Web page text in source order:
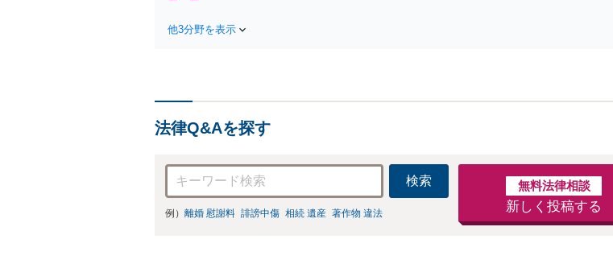
他3分野を表示
法律Q&Aを探す
検索
例） 離婚 慰謝料 誹謗中傷 相続 遺産 著作物 違法
無料法律相談
新しく投稿する